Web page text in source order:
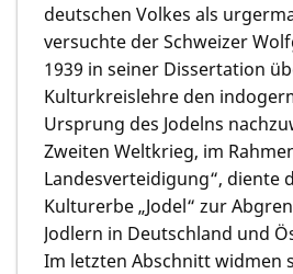
deutschen Volkes als
versuchte der Schweizer
1939 in seiner Dissertation
Kulturkreislehre den
Ursprung des Jodelns
Zweiten Weltkrieg, im
Landesverteidigung“, diente
Kulturerbe „Jodel“ zur
Jodlern in Deutschland und
Im letzten Abschnitt widmen